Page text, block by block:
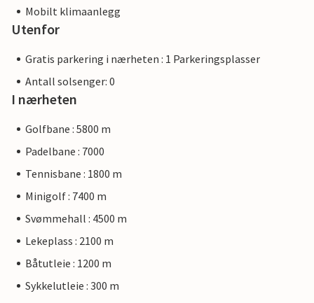
Mobilt klimaanlegg
Utenfor
Gratis parkering i nærheten : 1 Parkeringsplasser
Antall solsenger: 0
I nærheten
Golfbane : 5800 m
Padelbane : 7000
Tennisbane : 1800 m
Minigolf : 7400 m
Svømmehall : 4500 m
Lekeplass : 2100 m
Båtutleie : 1200 m
Sykkelutleie : 300 m